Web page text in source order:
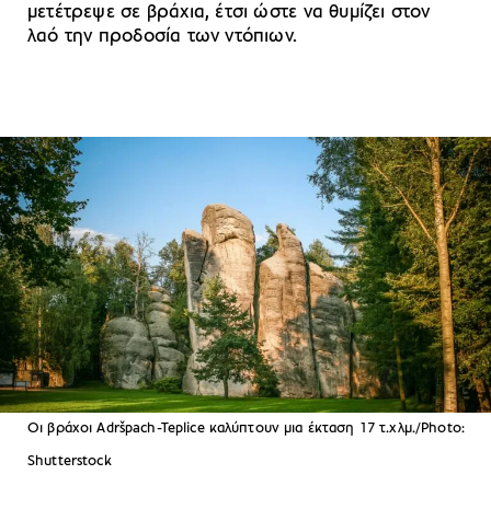
μετέτρεψε σε βράχια, έτσι ώστε να θυμίζει στον
λαό την προδοσία των ντόπιων.
Οι βράχοι Adršpach-Teplice καλύπτουν μια έκταση 17 τ.χλμ./Photo:
Shutterstock